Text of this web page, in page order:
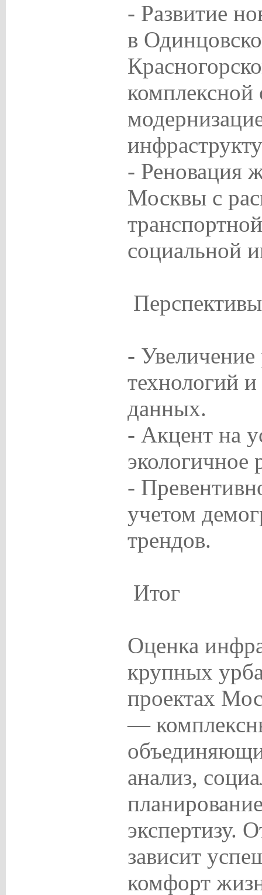
- Развитие
в
комплексной
- Реновация
Москвы с
социальной
Перспективы
-
технологий
данных.
- Акцент на
экологичное
-
учетом
трендов.
Итог
Оценка
крупных
проектах
—
анализ,
экспертизу.
зависит
комфорт